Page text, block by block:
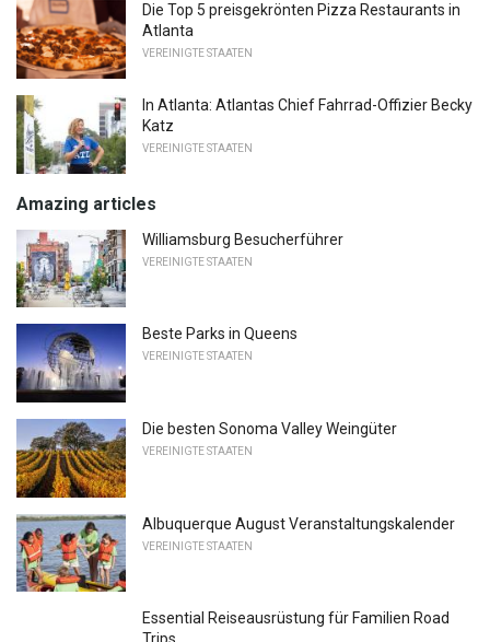
Die Top 5 preisgekrönten Pizza Restaurants in
Atlanta
VEREINIGTE STAATEN
In Atlanta: Atlantas Chief Fahrrad-Offizier Becky
Katz
VEREINIGTE STAATEN
Amazing articles
Williamsburg Besucherführer
VEREINIGTE STAATEN
Beste Parks in Queens
VEREINIGTE STAATEN
Die besten Sonoma Valley Weingüter
VEREINIGTE STAATEN
Albuquerque August Veranstaltungskalender
VEREINIGTE STAATEN
Essential Reiseausrüstung für Familien Road